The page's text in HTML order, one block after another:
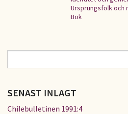
Ursprungsfolk och
Bok
SÖKFORMULÄR
SENAST INLAGT
Chilebulletinen 1991:4